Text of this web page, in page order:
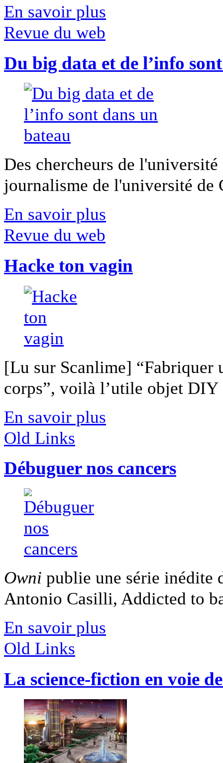
En savoir plus
Revue du web
Du big data et de l’info
Des chercheurs de
journalisme de l'université
En savoir plus
Revue du web
Hacke ton vagin
[Lu sur Scanlime] “Fabriquer
corps”, voilà l’utile objet
En savoir plus
Old Links
Débuguer nos cancers
Owni publie une série inédite
Antonio Casilli, Addicted to
En savoir plus
Old Links
La science-fiction en voie